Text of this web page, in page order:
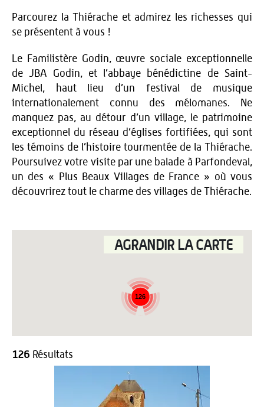
Parcourez la Thiérache et admirez les richesses qui
se présentent à vous !
Le Familistère Godin, œuvre sociale exceptionnelle
de JBA Godin, et l’abbaye bénédictine de Saint-
Michel, haut lieu d’un festival de musique
internationalement connu des mélomanes. Ne
manquez pas, au détour d’un village, le patrimoine
exceptionnel du réseau d’églises fortifiées, qui sont
les témoins de l’histoire tourmentée de la Thiérache.
Poursuivez votre visite par une balade à Parfondeval,
un des « Plus Beaux Villages de France » où vous
découvrirez tout le charme des villages de Thiérache.
126
AGRANDIR LA CARTE
126 Résultats